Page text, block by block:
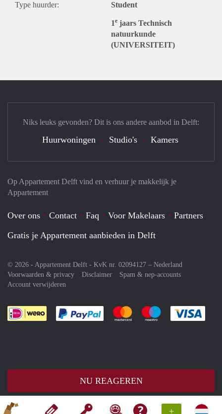
+
Type huurder: Student
1e jaars Technisch
natuurkunde
(UNIVERSITEIT)
NU REAGEREN
Op Appartement Delft vind en verhuur je makkelijk je
Appartement
Over ons Contact Faq Voor Makelaars
Partners
Gratis je Appartement aanbieden in Delft
© 2026 - Appartement Delft - KvK nr. 02094127 – Nederland
Voorwaarden & privacy
Disclaimer
Spam & nep-accounts
Account verwijderen
Je rekent gemakkelijk af met Paypal
Je rekent gemakkelijk af met
Je rekent
Niks leuks gevonden? Dit is ons andere aanbod in Delft:
Huurwoningen Studio's Kamers